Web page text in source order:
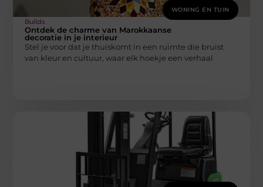
WONING EN TUIN
Builds
Ontdek de charme van Marokkaanse
decoratie in je interieur
Stel je voor dat je thuiskomt in een ruimte die bruist
van kleur en cultuur, waar elk hoekje een verhaal